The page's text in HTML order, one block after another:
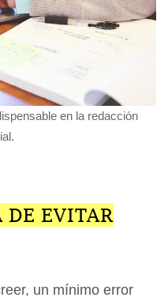
en la redacción
DE EVITAR
un mínimo error